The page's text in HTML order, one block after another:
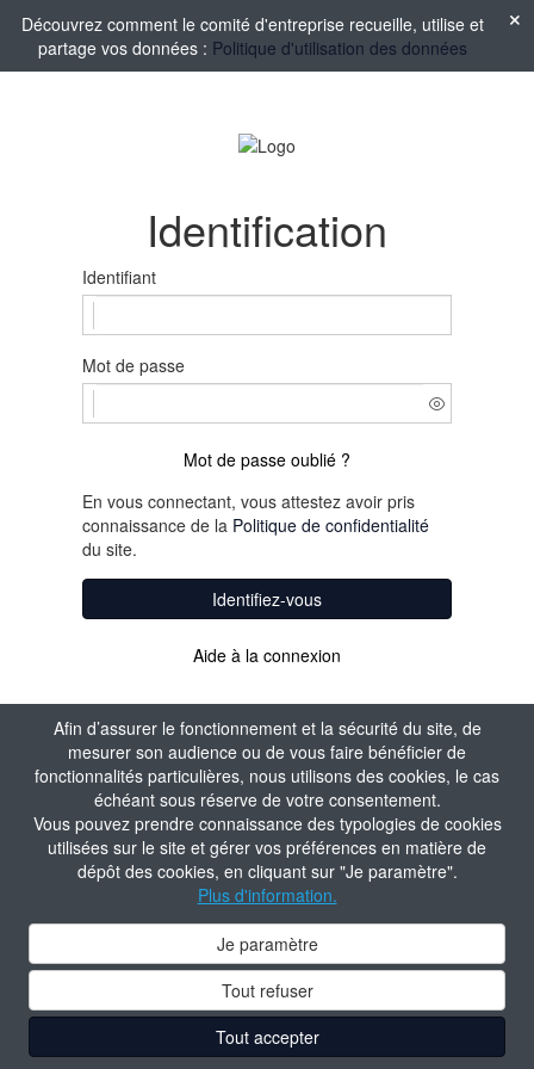
Afin d’assurer le fonctionnement et la sécurité du site, de
mesurer son audience ou de vous faire bénéficier de
fonctionnalités particulières, nous utilisons des cookies, le cas
échéant sous réserve de votre consentement.
Vous pouvez prendre connaissance des typologies de cookies
utilisées sur le site et gérer vos préférences en matière de
dépôt des cookies, en cliquant sur "Je paramètre".
Plus d'information.
Je paramètre
Tout refuser
Tout accepter
Découvrez comment le comité d'entreprise recueille, utilise et
partage vos données : Politique d'utilisation des données
Identification
Identifiant
Mot de passe
Mot de passe oublié ?
En vous connectant, vous attestez avoir pris
connaissance de la Politique de confidentialité
du site.
Identifiez-vous
Aide à la connexion